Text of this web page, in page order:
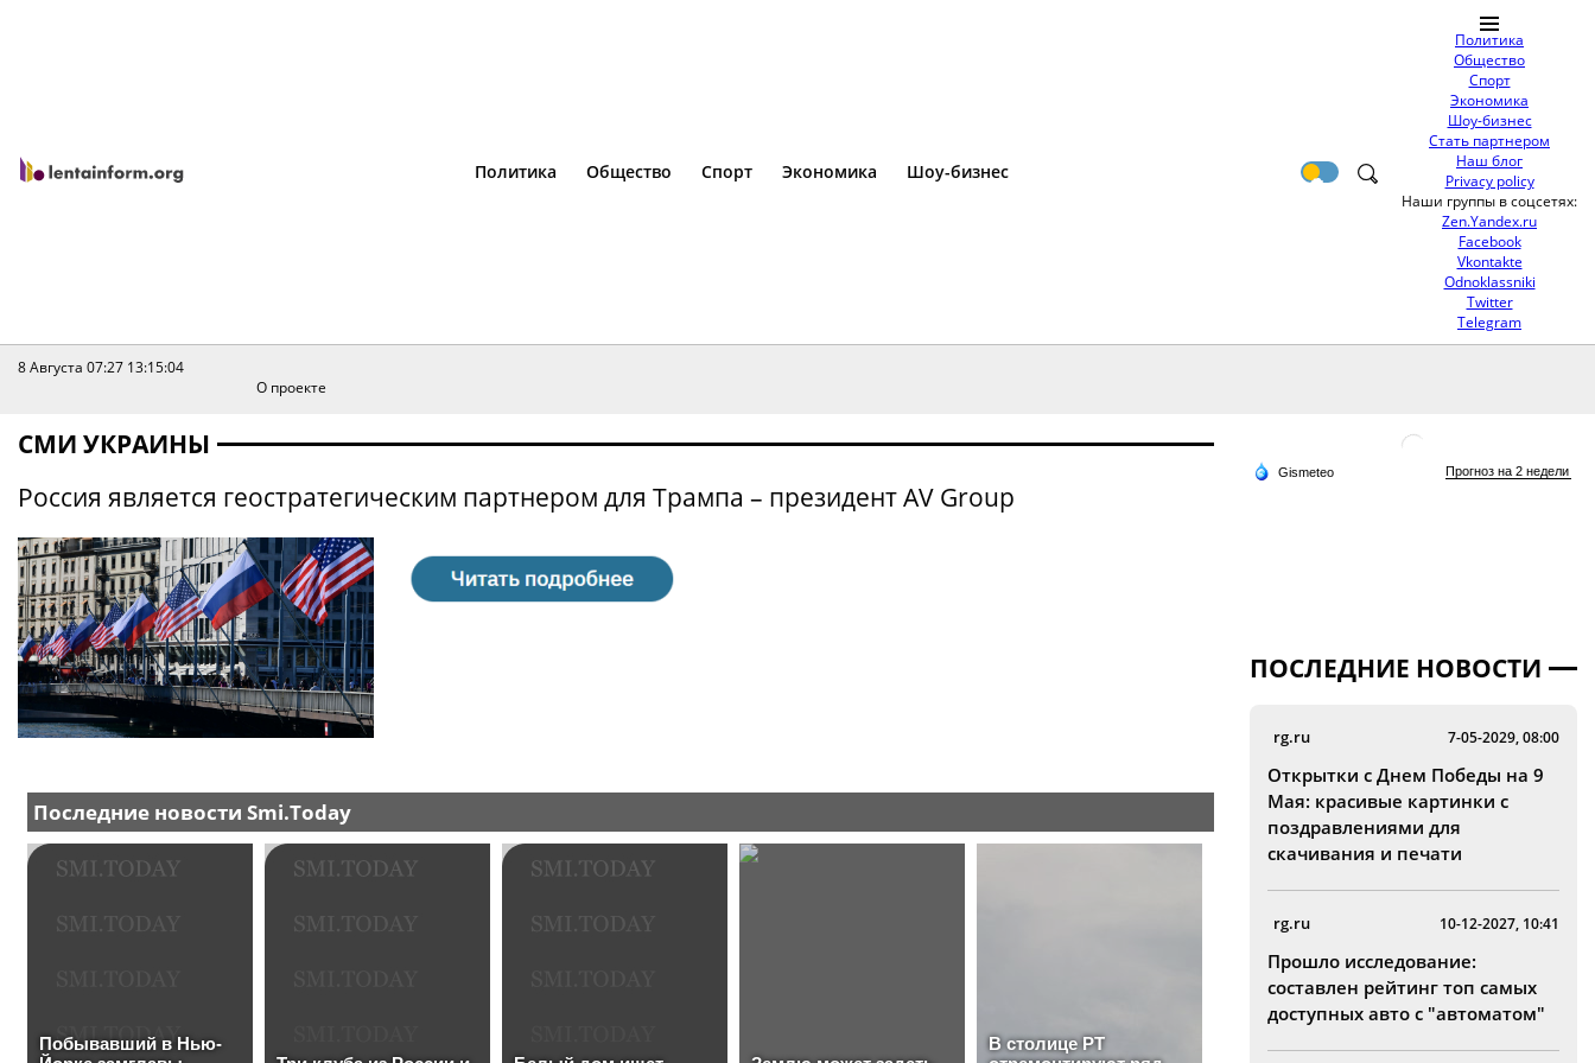
Политика Общество Спорт Экономика Шоу-бизнес
Политика
Общество
Спорт
Экономика
Шоу-бизнес
Стать партнером
Наш блог
Privacy policy
Наши группы в соцсетях:
Zen.Yandex.ru
Facebook
Vkontakte
Odnoklassniki
Twitter
Telegram
8 Августа 07:27 13:15:04
О проекте
СМИ УКРАИНЫ
Россия является геостратегическим партнером для Трампа – президент AV Group
ПОСЛЕДНИЕ НОВОСТИ
rg.ru 7-05-2029, 08:00
Открытки с Днем Победы на 9
Мая: красивые картинки с
поздравлениями для
скачивания и печати
rg.ru 10-12-2027, 10:41
Прошло исследование:
составлен рейтинг топ самых
доступных авто с "автоматом"